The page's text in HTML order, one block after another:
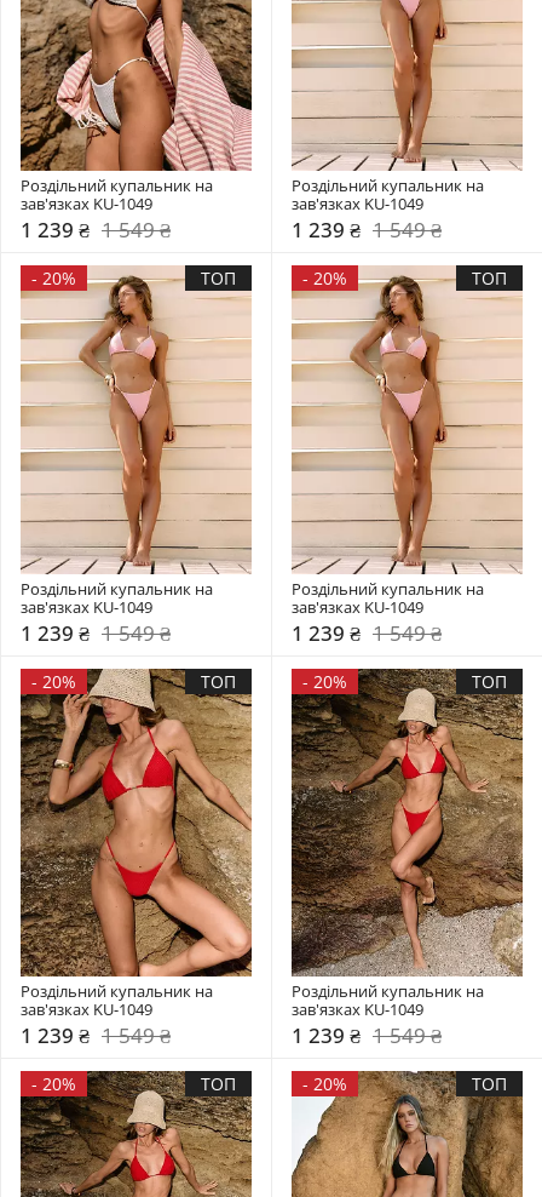
Роздільний купальник на
зав'язках KU-1049
1 239 ₴ 1 549 ₴
Роздільний купальник на
зав'язках KU-1049
1 239 ₴ 1 549 ₴
- 20% ТОП
Роздільний купальник на
зав'язках KU-1049
1 239 ₴ 1 549 ₴
- 20% ТОП
Роздільний купальник на
зав'язках KU-1049
1 239 ₴ 1 549 ₴
- 20% ТОП
Роздільний купальник на
зав'язках KU-1049
1 239 ₴ 1 549 ₴
- 20% ТОП
Роздільний купальник на
зав'язках KU-1049
1 239 ₴ 1 549 ₴
- 20% ТОП - 20% ТОП